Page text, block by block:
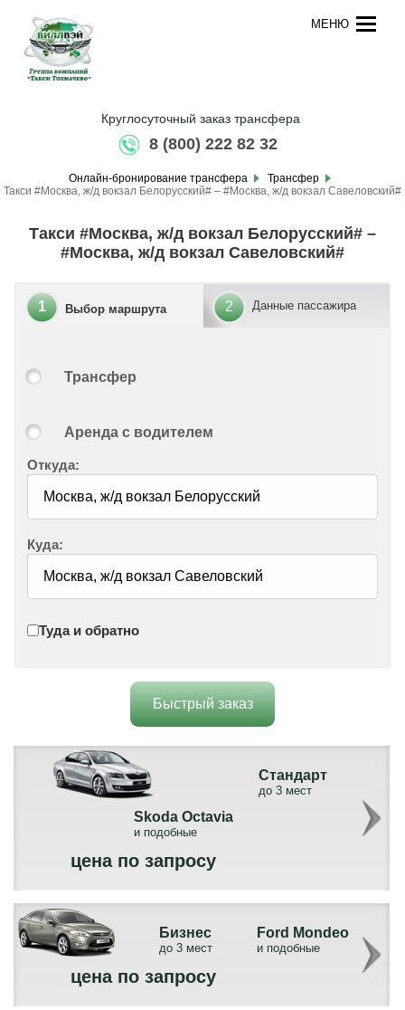
МЕНЮ
Круглосуточный заказ трансфера
8 (800) 222 82 32
Онлайн-бронирование трансфера
Трансфер
Такси #Москва, ж/д вокзал Белорусский# – #Москва, ж/д вокзал Савеловский#
Такси #Москва, ж/д вокзал Белорусский# –
#Москва, ж/д вокзал Савеловский#
1 Выбор маршрута 2 Данные пассажира
Трансфер
Аренда с водителем
Откуда:
Куда:
Туда и обратно
Быстрый заказ
Стандарт
до 3 мест
Skoda Octavia
и подобные
цена по запросу
Бизнес
до 3 мест
Ford Mondeo
и подобные
цена по запросу